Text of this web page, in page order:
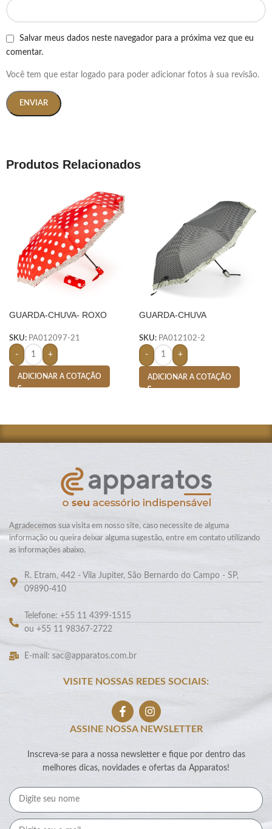
Salvar meus dados neste navegador para a próxima vez que eu
comentar.
Você tem que estar logado para poder adicionar fotos à sua revisão.
Produtos Relacionados
GUARDA-CHUVA- ROXO
SKU: PA012097-21
- +
ADICIONAR A COTAÇÃO
GUARDA-CHUVA
SKU: PA012102-2
- +
ADICIONAR A COTAÇÃO
Agradecemos sua visita em nosso site, caso necessite de alguma
informação ou queira deixar alguma sugestão, entre em contato utilizando
as informações abaixo.
R. Etram, 442 - Vila Jupiter, São Bernardo do Campo - SP,
09890-410
Telefone: +55 11 4399-1515
ou +55 11 98367-2722
E-mail: sac@apparatos.com.br
VISITE NOSSAS REDES SOCIAIS:
ASSINE NOSSA NEWSLETTER
Inscreva-se para a nossa newsletter e fique por dentro das
melhores dicas, novidades e ofertas da Apparatos!